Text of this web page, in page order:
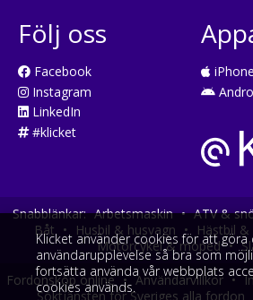
Följ oss
Facebook
Instagram
LinkedIn
#klicket
Snabblänkar: Arbetsmaskin • ATV &
Båt • Husbil & husvagn • Hästbil
Motorcykel & moped •
Fordonsköp online • Användarvillkor •
Söktjänsten för Sveriges alla fordon
Klicket använder cookies för att göra
användarupplevelse så bra som
fortsätta använda vår webbplats
cookies används.